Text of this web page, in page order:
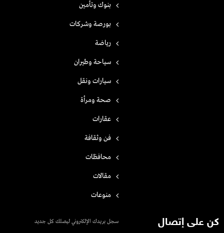
بنوك وتأمين
بورصة وشركات
رياضة
سياحة وطيران
سيارات ونقل
صحة ومرأة
عقارات
فن وثقافة
محافظات
مقالات
منوعات
كن على إتصال سجل بريدك الإلكتروني ليصلك كل جديد